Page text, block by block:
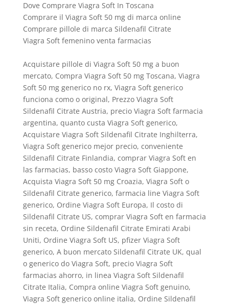
Dove Comprare Viagra Soft In Toscana
Comprare il Viagra Soft 50 mg di marca online
Comprare pillole di marca Sildenafil Citrate
Viagra Soft femenino venta farmacias
Acquistare pillole di Viagra Soft 50 mg a buon
mercato, Compra Viagra Soft 50 mg Toscana, Viagra
Soft 50 mg generico no rx, Viagra Soft generico
funciona como o original, Prezzo Viagra Soft
Sildenafil Citrate Austria, precio Viagra Soft farmacia
argentina, quanto custa Viagra Soft generico,
Acquistare Viagra Soft Sildenafil Citrate Inghilterra,
Viagra Soft generico mejor precio, conveniente
Sildenafil Citrate Finlandia, comprar Viagra Soft en
las farmacias, basso costo Viagra Soft Giappone,
Acquista Viagra Soft 50 mg Croazia, Viagra Soft o
Sildenafil Citrate generico, farmacia line Viagra Soft
generico, Ordine Viagra Soft Europa, Il costo di
Sildenafil Citrate US, comprar Viagra Soft en farmacia
sin receta, Ordine Sildenafil Citrate Emirati Arabi
Uniti, Ordine Viagra Soft US, pfizer Viagra Soft
generico, A buon mercato Sildenafil Citrate UK, qual
o generico do Viagra Soft, precio Viagra Soft
farmacias ahorro, in linea Viagra Soft Sildenafil
Citrate Italia, Compra online Viagra Soft genuino,
Viagra Soft generico online italia, Ordine Sildenafil